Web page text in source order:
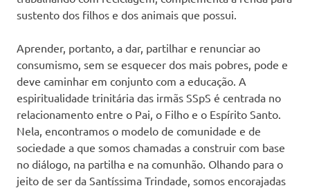
sustento dos filhos e dos animais que possui.
Aprender, portanto, a dar, partilhar e renunciar ao
consumismo, sem se esquecer dos mais pobres, pode e
deve caminhar em conjunto com a educação. A
espiritualidade trinitária das irmãs SSpS é centrada no
relacionamento entre o Pai, o Filho e o Espírito Santo.
Nela, encontramos o modelo de comunidade e de
sociedade a que somos chamadas a construir com base
no diálogo, na partilha e na comunhão. Olhando para o
jeito de ser da Santíssima Trindade, somos encorajadas